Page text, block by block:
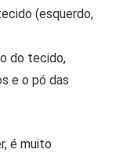
(esquerdo,
do tecido,
e o pó das
é muito